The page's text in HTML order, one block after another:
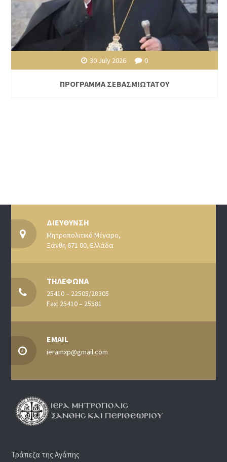
30 July 2026 0
ΠΡΟΓΡΑΜΜΑ ΣΕΒΑΣΜΙΩΤΑΤΟΥ
ΔΙΕΥΘΥΝΣΗ
Μητροπολιτικό Μέγαρο,
Ξάνθη 671 00, Ελλάδα
ΤΗΛΕΦΩΝΑ
25410 – 22505/28305
Fax: 25410 – 25581
EMAIL
ieramxp@gmail.com
Τράπεζα της Αγάπης